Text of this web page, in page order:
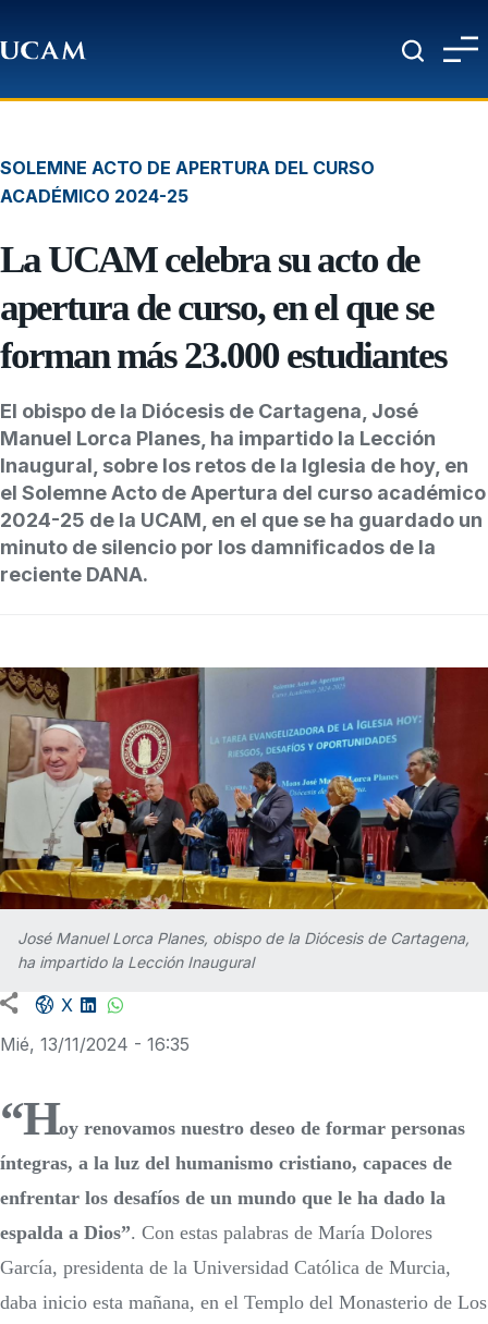
SOLEMNE ACTO DE APERTURA DEL CURSO
ACADÉMICO 2024-25
La UCAM celebra su acto de
apertura de curso, en el que se
forman más 23.000 estudiantes
El obispo de la Diócesis de Cartagena, José
Manuel Lorca Planes, ha impartido la Lección
Inaugural, sobre los retos de la Iglesia de hoy, en
el Solemne Acto de Apertura del curso académico
2024-25 de la UCAM, en el que se ha guardado un
minuto de silencio por los damnificados de la
reciente DANA.
José Manuel Lorca Planes, obispo de la Diócesis de Cartagena,
ha impartido la Lección Inaugural
Facebook share
X LinkedIn
Mié, 13/11/2024 - 16:35
“Hoy renovamos nuestro deseo de formar personas
íntegras, a la luz del humanismo cristiano, capaces de
enfrentar los desafíos de un mundo que le ha dado la
espalda a Dios”. Con estas palabras de María Dolores
García, presidenta de la Universidad Católica de Murcia,
daba inicio esta mañana, en el Templo del Monasterio de Los